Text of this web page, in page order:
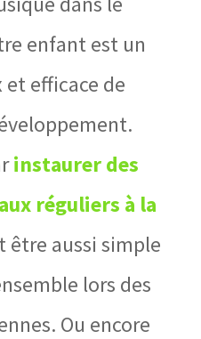
enfant est un
efficace de
instaurer des
réguliers à la
être aussi simple
lors des
Ou encore